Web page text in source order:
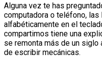
Alguna vez te has
computadora o teléfono, las
alfabéticamente en el
compartimos tiene una
se remonta más de un siglo
de escribir mecánicas.